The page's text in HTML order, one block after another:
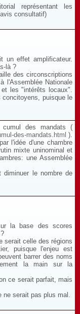
représentant les
consultatif)
un effet amplificateur.
là ?
des circonscriptions
l'Assemblée Nationale
les "intérêts locaux".
concitoyens, puisque le
cumul des mandats (
des-mandats.html ).
l'idée d'une chambre
mixte uninominal et
une Assemblée
diminuer le nombre de
la base des scores
serait celle des régions
puisque l'enjeu est
barrer des noms
la main sur la
ce serait parfait, mais
ne serait pas plus mal.